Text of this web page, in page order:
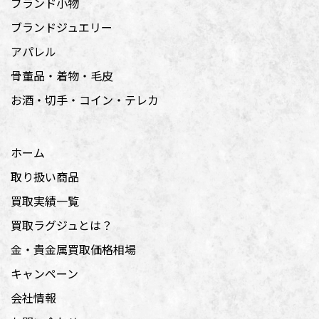
ホーム
取り扱い商品
買取実績一覧
買取ラグジュとは？
金・貴金属買取価格相場
キャンペーン
会社情報
ブランドジュエリー
アパレル
骨董品・着物・毛皮
お酒・切手・コイン・テレカ